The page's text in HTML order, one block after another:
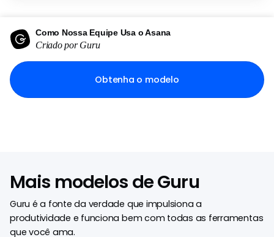
Como Nossa Equipe Usa o Asana
Criado por Guru
Obtenha o modelo
Mais modelos de Guru
Guru é a fonte da verdade que impulsiona a
produtividade e funciona bem com todas as ferramentas
que você ama.